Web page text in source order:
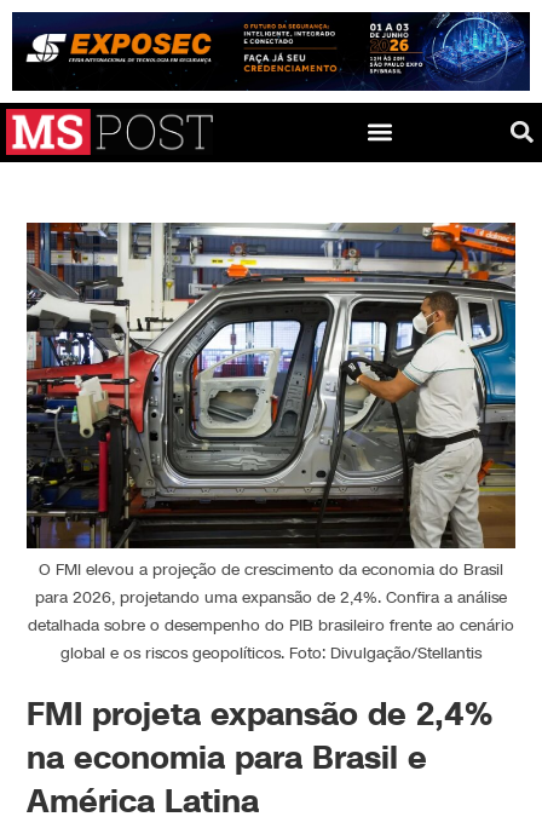
O FMI elevou a projeção de crescimento da economia do Brasil
para 2026, projetando uma expansão de 2,4%. Confira a análise
detalhada sobre o desempenho do PIB brasileiro frente ao cenário
global e os riscos geopolíticos. Foto: Divulgação/Stellantis
FMI projeta expansão de 2,4%
na economia para Brasil e
América Latina